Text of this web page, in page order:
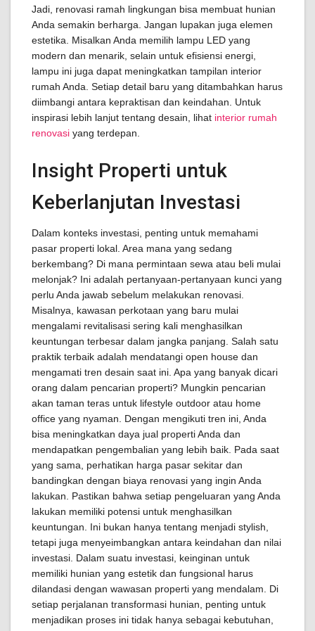
Jadi, renovasi ramah lingkungan bisa membuat hunian
Anda semakin berharga. Jangan lupakan juga elemen
estetika. Misalkan Anda memilih lampu LED yang
modern dan menarik, selain untuk efisiensi energi,
lampu ini juga dapat meningkatkan tampilan interior
rumah Anda. Setiap detail baru yang ditambahkan harus
diimbangi antara kepraktisan dan keindahan. Untuk
inspirasi lebih lanjut tentang desain, lihat interior rumah
renovasi yang terdepan.
Insight Properti untuk
Keberlanjutan Investasi
Dalam konteks investasi, penting untuk memahami
pasar properti lokal. Area mana yang sedang
berkembang? Di mana permintaan sewa atau beli mulai
melonjak? Ini adalah pertanyaan-pertanyaan kunci yang
perlu Anda jawab sebelum melakukan renovasi.
Misalnya, kawasan perkotaan yang baru mulai
mengalami revitalisasi sering kali menghasilkan
keuntungan terbesar dalam jangka panjang. Salah satu
praktik terbaik adalah mendatangi open house dan
mengamati tren desain saat ini. Apa yang banyak dicari
orang dalam pencarian properti? Mungkin pencarian
akan taman teras untuk lifestyle outdoor atau home
office yang nyaman. Dengan mengikuti tren ini, Anda
bisa meningkatkan daya jual properti Anda dan
mendapatkan pengembalian yang lebih baik. Pada saat
yang sama, perhatikan harga pasar sekitar dan
bandingkan dengan biaya renovasi yang ingin Anda
lakukan. Pastikan bahwa setiap pengeluaran yang Anda
lakukan memiliki potensi untuk menghasilkan
keuntungan. Ini bukan hanya tentang menjadi stylish,
tetapi juga menyeimbangkan antara keindahan dan nilai
investasi. Dalam suatu investasi, keinginan untuk
memiliki hunian yang estetik dan fungsional harus
dilandasi dengan wawasan properti yang mendalam. Di
setiap perjalanan transformasi hunian, penting untuk
menjadikan proses ini tidak hanya sebagai kebutuhan,